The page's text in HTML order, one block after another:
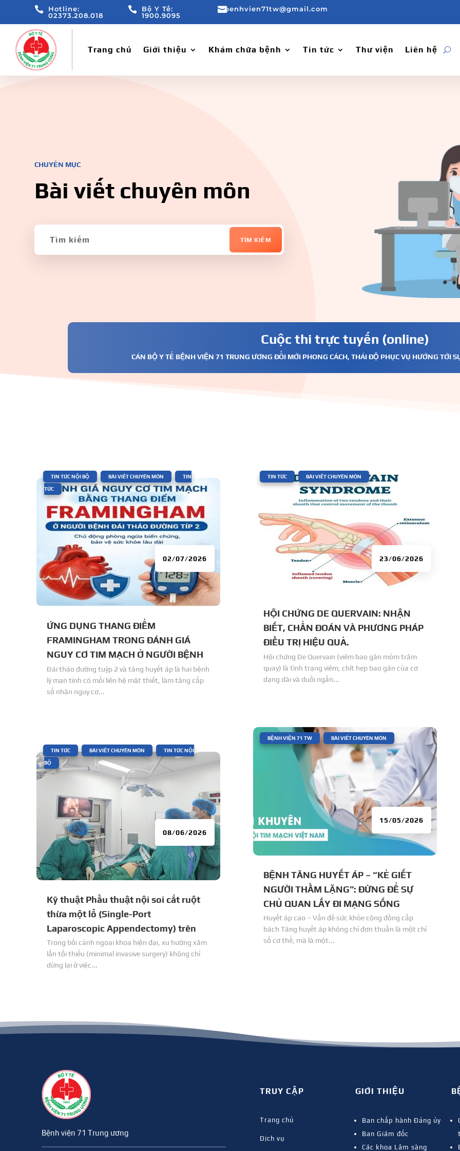

Hotline:
02373.208.018

Bộ Y Tế:
1900.9095
benhvien71tw@gmail.com
Trang chủ Giới thiệu Khám chữa bệnh Tin tức Thư viện Liên hệ
CHUYÊN MỤC
Bài viết chuyên môn
Cuộc thi trực tuyến (online)
CÁN BỘ Y TẾ BỆNH VIỆN 71 TRUNG ƯƠNG ĐỔI MỚI PHONG CÁCH, THÁI ĐỘ PHỤC VỤ HƯỚNG TỚI
ỨNG DỤNG THANG ĐIỂM
FRAMINGHAM TRONG ĐÁNH GIÁ
NGUY CƠ TIM MẠCH Ở NGƯỜI BỆNH
ĐÁI THÁO ĐƯỜNG TUÝP 2 TẠI BỆNH
VIỆN 71 TRUNG ƯƠNG.
02/07/2026
TIN TỨC NỘI BỘ BÀI VIẾT CHUYÊN MÔN TIN
TỨC
Đái tháo đường tuýp 2 và tăng huyết áp là hai bệnh
lý mạn tính có mối liên hệ mật thiết, làm tăng cấp
số nhân nguy cơ...
Kỹ thuật Phẫu thuật nội soi cắt ruột
thừa một lỗ (Single-Port
Laparoscopic Appendectomy) trên
bệnh nhân có tiền sử mổ lấy thai
08/06/2026
TIN TỨC BÀI VIẾT CHUYÊN MÔN TIN TỨC NỘI
BỘ
Trong bối cảnh ngoại khoa hiện đại, xu hướng xâm
lấn tối thiểu (minimal invasive surgery) không chỉ
dừng lại ở việc...
HỘI CHỨNG DE QUERVAIN: NHẬN
BIẾT, CHẨN ĐOÁN VÀ PHƯƠNG PHÁP
ĐIỀU TRỊ HIỆU QUẢ.
23/06/2026
TIN TỨC BÀI VIẾT CHUYÊN MÔN
Hội chứng De Quervain (viêm bao gân mỏm trâm
quay) là tình trạng viêm, chít hẹp bao gân của cơ
dạng dài và duỗi ngắn...
BỆNH TĂNG HUYẾT ÁP – “KẺ GIẾT
NGƯỜI THẦM LẶNG”: ĐỪNG ĐỂ SỰ
CHỦ QUAN LẤY ĐI MẠNG SỐNG
15/05/2026
BỆNH VIỆN 71 TW BÀI VIẾT CHUYÊN MÔN
Huyết áp cao – Vấn đề sức khỏe cộng đồng cấp
bách Tăng huyết áp không chỉ đơn thuần là một chỉ
số cơ thể, mà là một...
Bệnh viện 71 Trung ương
TRUY CẬP
Trang chủ
Dịch vụ
GIỚI THIỆU
Ban chấp hành Đảng ủy
Ban Giám đốc
Các khoa Lâm sàng